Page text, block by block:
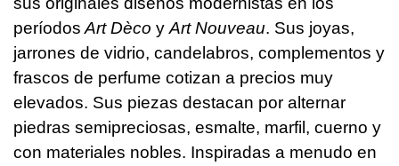
períodos Art Dèco y Art Nouveau. Sus joyas,
jarrones de vidrio, candelabros, complementos y
frascos de perfume cotizan a precios muy
elevados. Sus piezas destacan por alternar
piedras semipreciosas, esmalte, marfil, cuerno y
con materiales nobles. Inspiradas a menudo en